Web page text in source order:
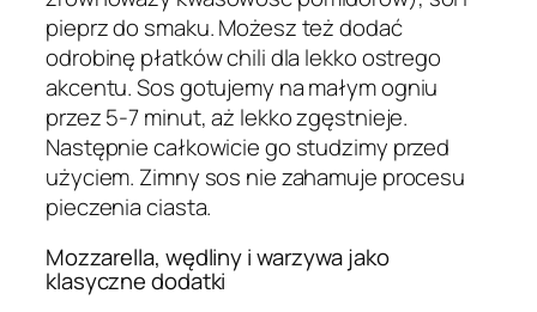
pieprz do smaku. Możesz też dodać
odrobinę płatków chili dla lekko ostrego
akcentu. Sos gotujemy na małym ogniu
przez 5-7 minut, aż lekko zgęstnieje.
Następnie całkowicie go studzimy przed
użyciem. Zimny sos nie zahamuje procesu
pieczenia ciasta.
Mozzarella, wędliny i warzywa jako
klasyczne dodatki